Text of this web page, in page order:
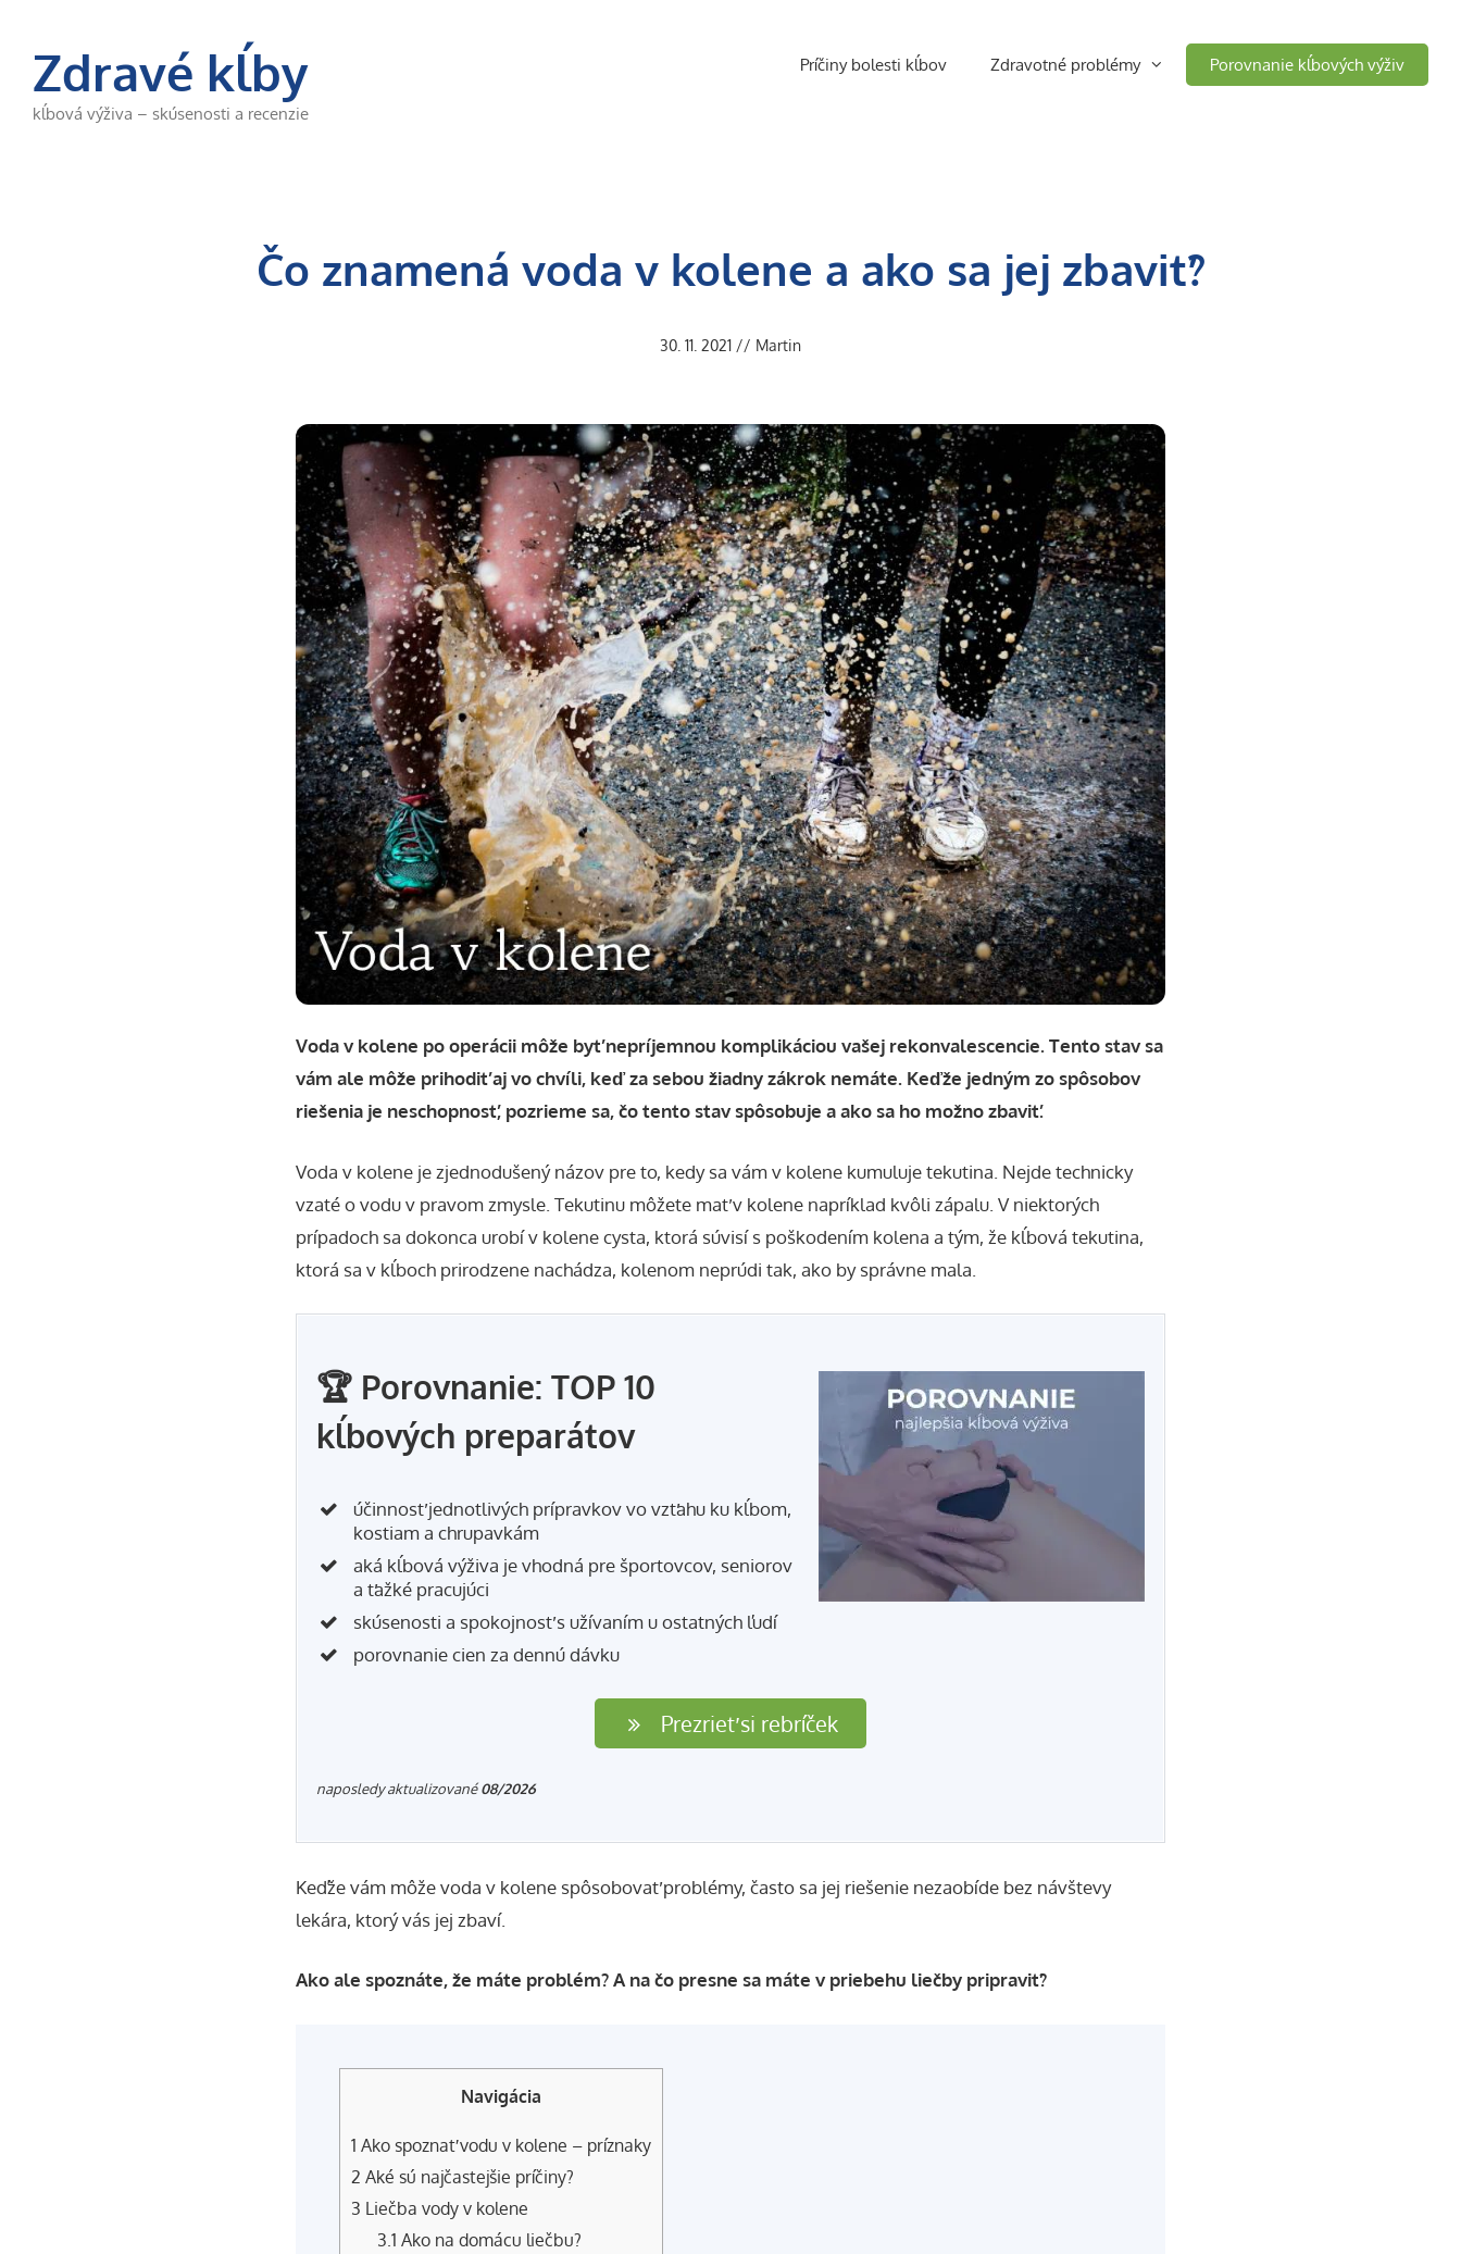
obsahZdravé kĺby
kĺbová výživa – skúsenosti a recenzie
Príčiny bolesti kĺbov Zdravotné problémy Porovnanie kĺbových výživ
Čo znamená voda v kolene a ako sa jej zbaviť?
30. 11. 2021 // Martin
Voda v kolene po operácii môže byť nepríjemnou komplikáciou vašej rekonvalescencie. Tento stav sa
vám ale môže prihodiť aj vo chvíli, keď za sebou žiadny zákrok nemáte. Keďže jedným zo spôsobov
riešenia je neschopnosť, pozrieme sa, čo tento stav spôsobuje a ako sa ho možno zbaviť.
Voda v kolene je zjednodušený názov pre to, kedy sa vám v kolene kumuluje tekutina. Nejde technicky
vzaté o vodu v pravom zmysle. Tekutinu môžete mať v kolene napríklad kvôli zápalu . V niektorých
prípadoch sa dokonca urobí v kolene cysta, ktorá súvisí s poškodením kolena a tým, že kĺbová tekutina,
ktorá sa v kĺboch prirodzene nachádza, kolenom neprúdi tak, ako by správne mala.
🏆 Porovnanie: TOP 10
kĺbových preparátov
účinnosť jednotlivých prípravkov vo vzťahu ku kĺbom,
kostiam a chrupavkám
aká kĺbová výživa je vhodná pre športovcov, seniorov
a ťažké pracujúci
skúsenosti a spokojnosť s užívaním u ostatných ľudí
porovnanie cien za dennú dávku
Prezrieť si rebríček
naposledy aktualizované 08/2026
Keďže vám môže voda v kolene spôsobovať problémy, často sa jej riešenie nezaobíde bez návštevy
lekára, ktorý vás jej zbaví.
Ako ale spoznáte, že máte problém? A na čo presne sa máte v priebehu liečby pripraviť?
Navigácia
1 Ako spoznať vodu v kolene – príznaky
2 Aké sú najčastejšie príčiny?
3 Liečba vody v kolene
3.1 Ako na domácu liečbu?